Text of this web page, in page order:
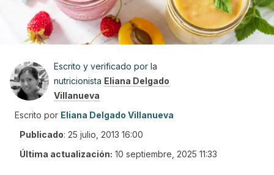
Escrito y verificado por la
nutricionista Eliana Delgado
Villanueva
Escrito por Eliana Delgado Villanueva
Publicado: 25 julio, 2013 16:00
Última actualización: 10 septiembre, 2025 11:33